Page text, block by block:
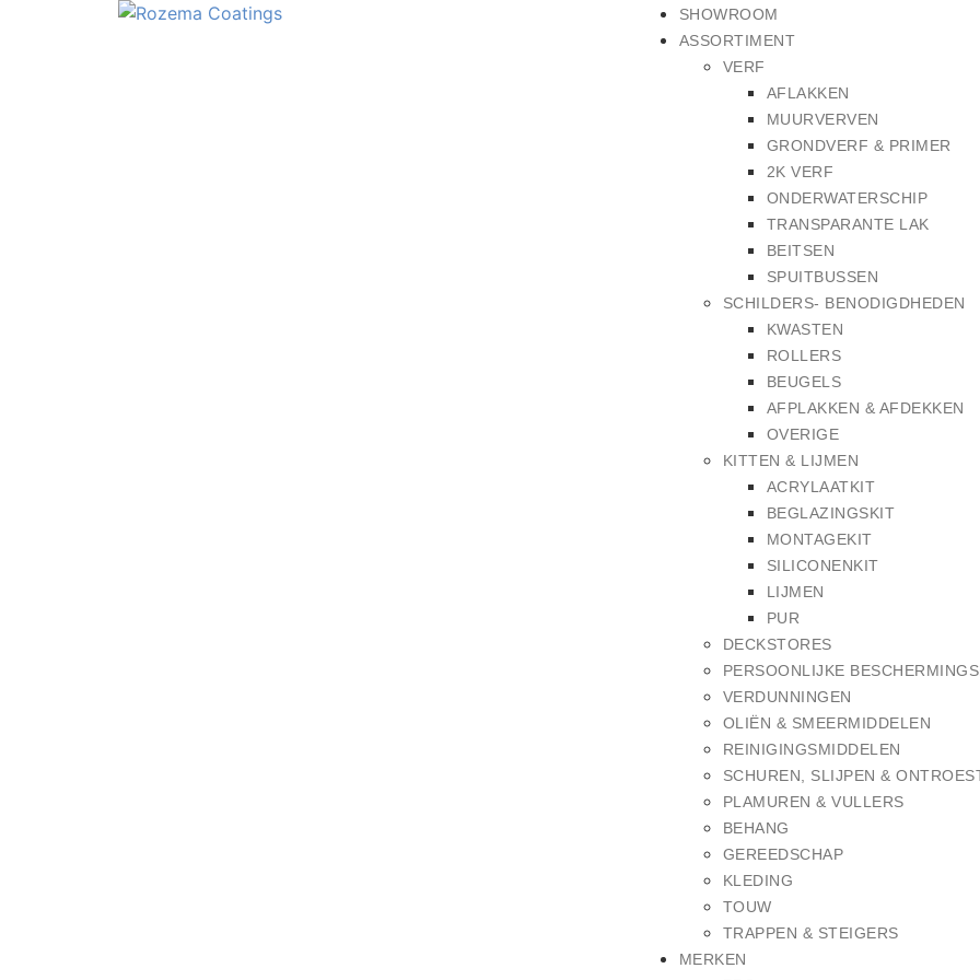
SHOWROOM
ASSORTIMENT
VERF
AFLAKKEN
MUURVERVEN
GRONDVERF & PRIMER
2K VERF
ONDERWATERSCHIP
TRANSPARANTE LAK
BEITSEN
SPUITBUSSEN
SCHILDERS- BENODIGDHEDEN
KWASTEN
ROLLERS
BEUGELS
AFPLAKKEN & AFDEKKEN
OVERIGE
KITTEN & LIJMEN
ACRYLAATKIT
BEGLAZINGSKIT
MONTAGEKIT
SILICONENKIT
LIJMEN
PUR
DECKSTORES
PERSOONLIJKE
VERDUNNINGEN
OLIËN & SMEERMIDDELEN
REINIGINGSMIDDELEN
SCHUREN, SLIJPEN &
PLAMUREN & VULLERS
BEHANG
GEREEDSCHAP
KLEDING
TOUW
TRAPPEN & STEIGERS
MERKEN